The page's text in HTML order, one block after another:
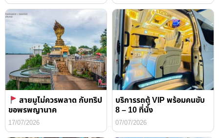
สายมูไม่ควรพลาด กับทริป
ขอพรพญานาค
17/07/2026
บริการรถตู้ VIP พร้อมคนขับ
8 – 10 ที่นั่ง
07/07/2026